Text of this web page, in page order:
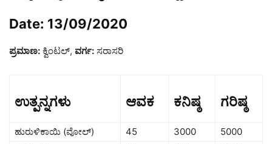
Date: 13/09/2020
ಪ್ರಮಾಣ: ಕ್ವಿಂಟಲ್, ವರ್ಗ: ಸರಾಸರಿ
ಉತ್ಪನ್ನಗಳು ಆವಕ ಕನಿಷ್ಠ ಗರಿಷ್ಠ
ಹುರುಳಿಕಾಯಿ (ವೋಲ್) 45 3000
5000